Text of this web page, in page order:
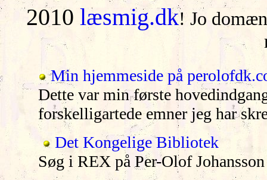
2010 læsmig.dk! Jo
Min hjemmeside på
Dette var min første
forskelligartede emner jeg har
Det Kongelige Bibliotek
Søg i REX på Per-Olof Johansson